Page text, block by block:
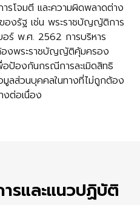
โจมตี และความผิดพลาดต่าง
องรัฐ เช่น พระราชบัญญัติการ
อร์ พ.ศ. 2562 การบริหาร
งพระราชบัญญัติคุ้มครอง
ป้องกันกรณีการละเมิดสิทธิ
มูลส่วนบุคคลในทางที่ไม่ถูกต้อง
งต่อเนื่อง
รและแนวปฏิบัติ